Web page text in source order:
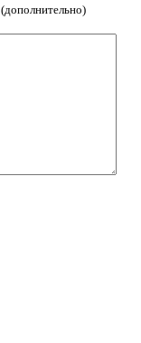
(дополнительно)